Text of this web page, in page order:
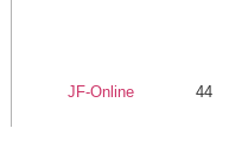
JF-Online 44